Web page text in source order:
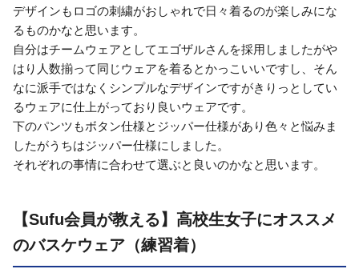
デザインもロゴの刺繍がおしゃれで日々着るのが楽しみにな
るものかなと思います。
自分はチームウェアとしてエゴザルさんを採用しましたがや
はり人数揃って同じウェアを着るとかっこいいですし、そん
なに派手ではなくシンプルなデザインですがきりっとしてい
るウェアに仕上がっており良いウェアです。
下のパンツもボタン仕様とジッパー仕様があり色々と悩みま
したがうちはジッパー仕様にしました。
それぞれの事情に合わせて選ぶと良いのかなと思います。
【Sufu会員が教える】高校生女子にオススメ
のバスケウェア（練習着）